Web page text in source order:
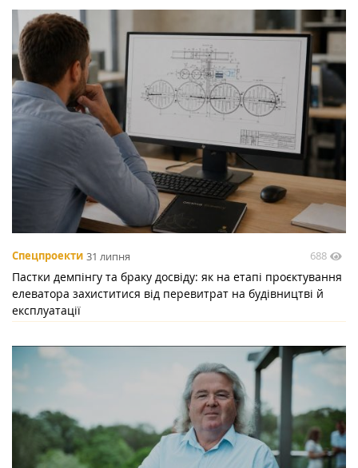
Спецпроекти 31 липня 688
Пастки демпінгу та браку досвіду: як на етапі проєктування
елеватора захиститися від перевитрат на будівництві й
експлуатації